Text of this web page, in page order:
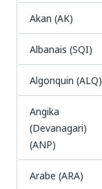
Akan (AK)
Albanais (SQI)
Algonquin (ALQ)
Angika
(Devanagari)
(ANP)
Arabe (ARA)